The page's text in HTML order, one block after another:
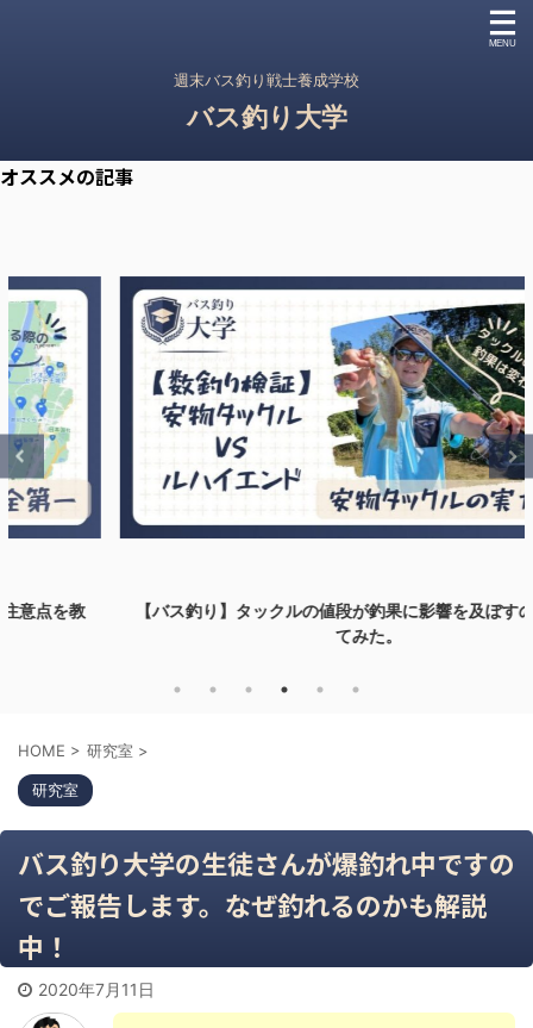
週末バス釣り戦士養成学校
バス釣り大学
オススメの記事
【バス釣り】タックルの値段が釣果に影響を及ぼすのか検証し
HOME > 研究室 >
研究室
バス釣り大学の生徒さんが爆釣れ中ですの
でご報告します。なぜ釣れるのかも解説
中！
2020年7月11日